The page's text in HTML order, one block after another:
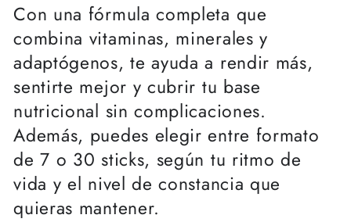
Con una fórmula completa que
combina vitaminas, minerales y
adaptógenos, te ayuda a rendir más,
sentirte mejor y cubrir tu base
nutricional sin complicaciones.
Además, puedes elegir entre formato
de 7 o 30 sticks, según tu ritmo de
vida y el nivel de constancia que
quieras mantener.